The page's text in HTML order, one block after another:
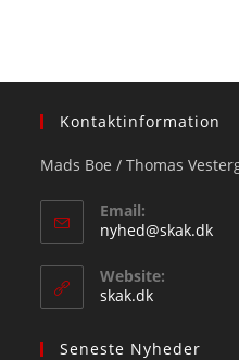
Kontaktinformation
Mads Boe / Thomas
Email:
nyhed@skak.dk
Website:
skak.dk
Seneste Nyheder